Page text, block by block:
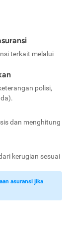
terkait melalui
polisi,
dan menghitung
kerugian sesuai
asuransi jika